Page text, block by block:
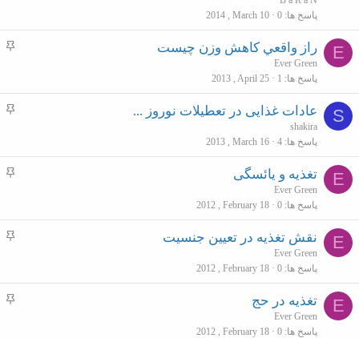
پاسخ ها 0
2014 , March 10
E
م
راز واقعي كاهش وزن چيست
Ever Green
پاسخ ها 1
2013 , April 25
S
م
عادات غذایی در تعطیلات نوروز ...
shakira
پاسخ ها 4
2013 , March 16
E
م
تغذیه و یائسگی
Ever Green
پاسخ ها 0
2012 , February 18
E
م
نقش تغذیه در تعیین جنسیت
Ever Green
پاسخ ها 0
2012 , February 18
E
م
تغذیه در حج
Ever Green
پاسخ ها 0
2012 , February 18